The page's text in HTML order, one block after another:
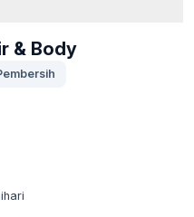
& Body